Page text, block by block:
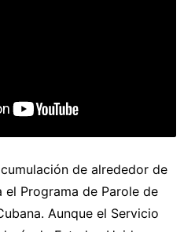
de alrededor de
Programa de Parole de
Aunque el Servicio